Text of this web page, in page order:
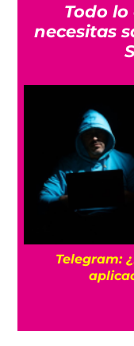
Todo lo
necesitas
WhatsApp
crear chats